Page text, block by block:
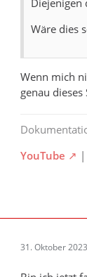
Wäre dies
Wenn mich
genau
YouTube
|
31. Oktober